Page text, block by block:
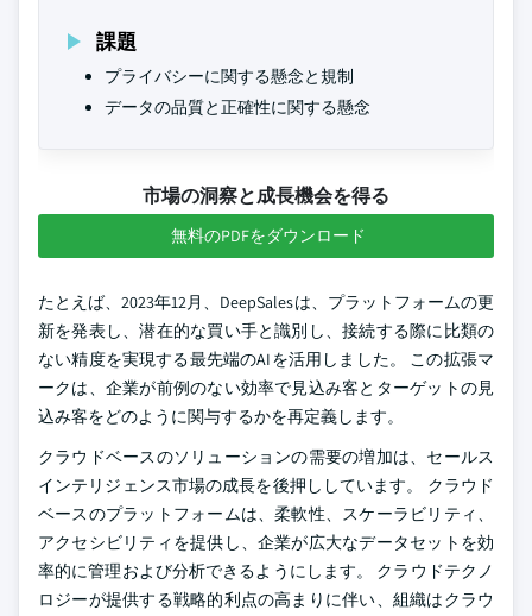
課題
プライバシーに関する懸念と規制
データの品質と正確性に関する懸念
市場の洞察と成長機会を得る
無料のPDFをダウンロード
たとえば、2023年12月、DeepSalesは、プラットフォームの更
新を発表し、潜在的な買い手と識別し、接続する際に比類の
ない精度を実現する最先端のAIを活用しました。 この拡張マ
ークは、企業が前例のない効率で見込み客とターゲットの見
込み客をどのように関与するかを再定義します。
クラウドベースのソリューションの需要の増加は、セールス
インテリジェンス市場の成長を後押ししています。 クラウド
ベースのプラットフォームは、柔軟性、スケーラビリティ、
アクセシビリティを提供し、企業が広大なデータセットを効
率的に管理および分析できるようにします。 クラウドテクノ
ロジーが提供する戦略的利点の高まりに伴い、組織はクラウ